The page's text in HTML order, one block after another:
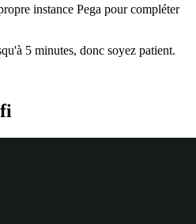
instance Pega pour compléter
5 minutes, donc soyez patient.